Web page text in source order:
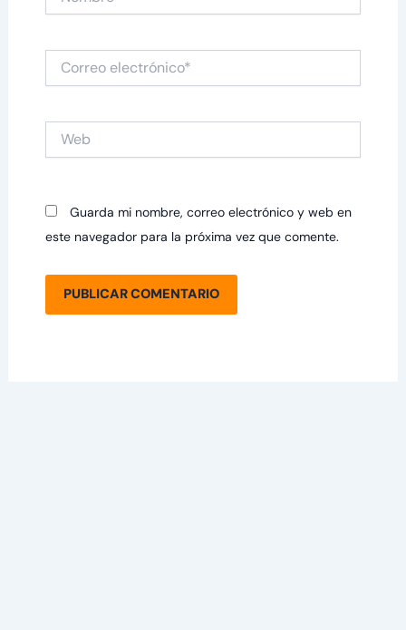
Correo
electrónico*
Guarda mi nombre, correo electrónico y web en
este navegador para la próxima vez que comente.